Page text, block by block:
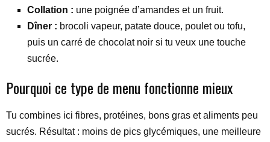
Collation : une poignée d’amandes et un fruit.
Dîner : brocoli vapeur, patate douce, poulet ou tofu,
puis un carré de chocolat noir si tu veux une touche
sucrée.
Pourquoi ce type de menu fonctionne mieux
Tu combines ici fibres, protéines, bons gras et aliments peu
sucrés. Résultat : moins de pics glycémiques, une meilleure